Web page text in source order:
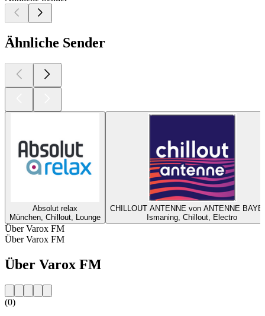
Ähnliche Sender
Absolut relax
München, Chillout, Lounge
CHILLOUT ANTENNE von ANTENNE
Ismaning, Chillout, Electro
Über Varox FM
Über Varox FM
Über Varox FM
(0)